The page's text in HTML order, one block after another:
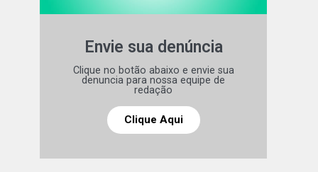
Envie sua denúncia
Clique no botão abaixo e envie sua
denuncia para nossa equipe de
redação
Clique Aqui